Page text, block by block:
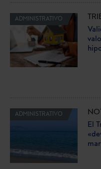
ADMINISTRATIVO
ADMINISTRATIVO
El